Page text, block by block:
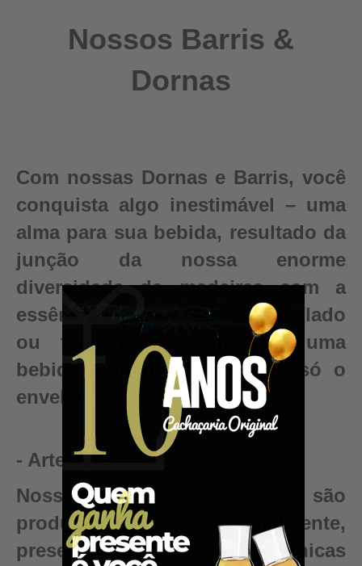
Nossos Barris &
Dornas
Com nossas Dornas e Barris, você
conquista algo inestimável – uma
alma para sua bebida, resultado da
junção da nossa enorme
diversidade de madeiras com a
essência e pureza do seu destilado
ou fermentado. Conquiste uma
bebida autêntica, valor que só o
envelhecimento pode criar.
- Artesanal
Nossos barris e dornas são
produzidos artesanalmente,
preservando as técnicas